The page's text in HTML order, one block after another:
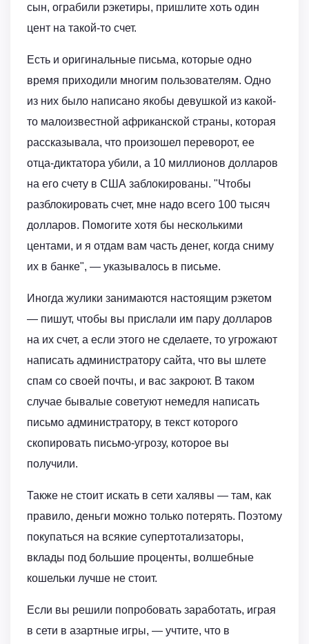
сын, ограбили рэкетиры, пришлите хоть один
цент на такой-то счет.
Есть и оригинальные письма, которые одно
время приходили многим пользователям. Одно
из них было написано якобы девушкой из какой-
то малоизвестной африканской страны, которая
рассказывала, что произошел переворот, ее
отца-диктатора убили, а 10 миллионов долларов
на его счету в США заблокированы. "Чтобы
разблокировать счет, мне надо всего 100 тысяч
долларов. Помогите хотя бы несколькими
центами, и я отдам вам часть денег, когда сниму
их в банке", — указывалось в письме.
Иногда жулики занимаются настоящим рэкетом
— пишут, чтобы вы прислали им пару долларов
на их счет, а если этого не сделаете, то угрожают
написать администратору сайта, что вы шлете
спам со своей почты, и вас закроют. В таком
случае бывалые советуют немедля написать
письмо администратору, в текст которого
скопировать письмо-угрозу, которое вы
получили.
Также не стоит искать в сети халявы — там, как
правило, деньги можно только потерять. Поэтому
покупаться на всякие супертотализаторы,
вклады под большие проценты, волшебные
кошельки лучше не стоит.
Если вы решили попробовать заработать, играя
в сети в азартные игры, — учтите, что в